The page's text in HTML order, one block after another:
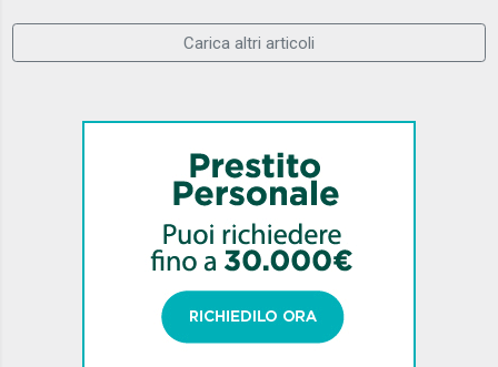
Carica altri articoli